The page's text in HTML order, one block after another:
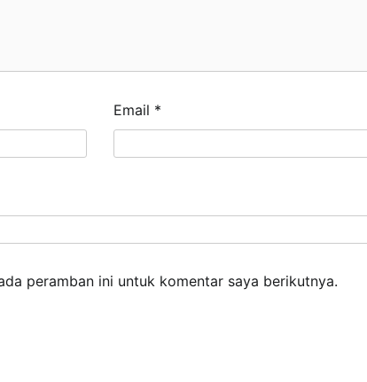
Email *
peramban ini untuk komentar saya berikutnya.